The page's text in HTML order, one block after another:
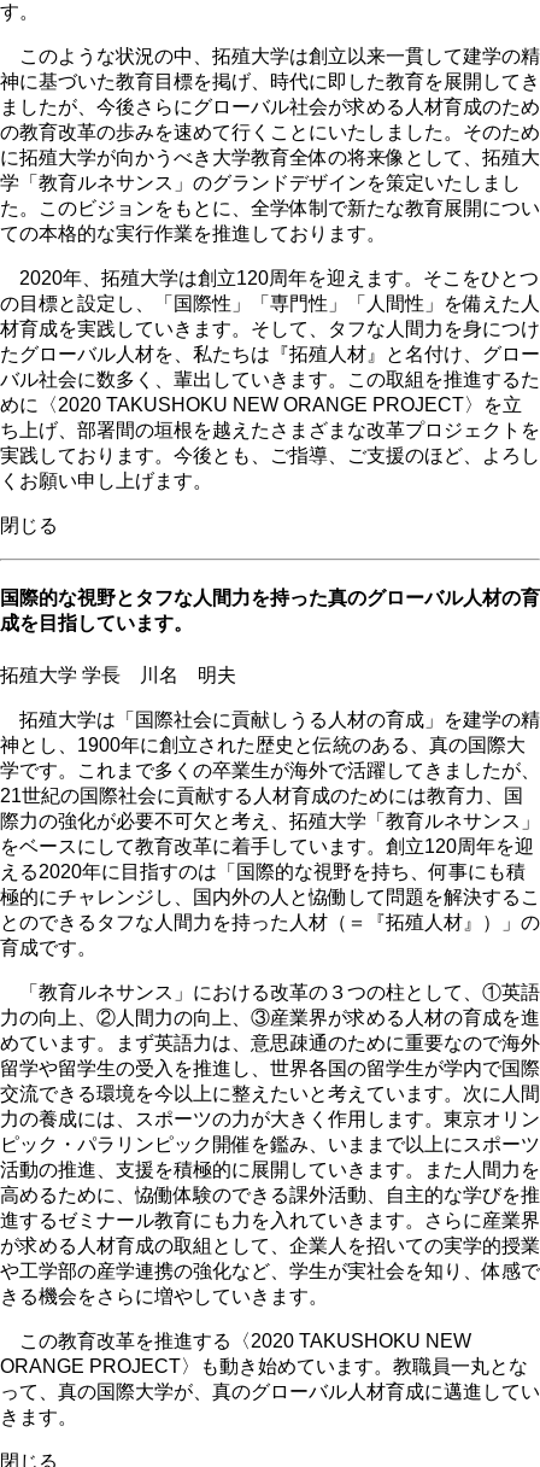
す。
このような状況の中、拓殖大学は創立以来一貫して建学の精
神に基づいた教育目標を掲げ、時代に即した教育を展開してき
ましたが、今後さらにグローバル社会が求める人材育成のため
の教育改革の歩みを速めて行くことにいたしました。そのため
に拓殖大学が向かうべき大学教育全体の将来像として、拓殖大
学「教育ルネサンス」のグランドデザインを策定いたしまし
た。このビジョンをもとに、全学体制で新たな教育展開につい
ての本格的な実行作業を推進しております。
2020年、拓殖大学は創立120周年を迎えます。そこをひとつ
の目標と設定し、「国際性」「専門性」「人間性」を備えた人
材育成を実践していきます。そして、タフな人間力を身につけ
たグローバル人材を、私たちは『拓殖人材』と名付け、グロー
バル社会に数多く、輩出していきます。この取組を推進するた
めに〈2020 TAKUSHOKU NEW ORANGE PROJECT〉を立
ち上げ、部署間の垣根を越えたさまざまな改革プロジェクトを
実践しております。今後とも、ご指導、ご支援のほど、よろし
くお願い申し上げます。
閉じる
国際的な視野とタフな人間力を持った真のグローバル人材の育
成を目指しています。
拓殖大学 学長 川名 明夫
拓殖大学は「国際社会に貢献しうる人材の育成」を建学の精
神とし、1900年に創立された歴史と伝統のある、真の国際大
学です。これまで多くの卒業生が海外で活躍してきましたが、
21世紀の国際社会に貢献する人材育成のためには教育力、国
際力の強化が必要不可欠と考え、拓殖大学「教育ルネサンス」
をベースにして教育改革に着手しています。創立120周年を迎
える2020年に目指すのは「国際的な視野を持ち、何事にも積
極的にチャレンジし、国内外の人と恊働して問題を解決するこ
とのできるタフな人間力を持った人材（＝『拓殖人材』）」の
育成です。
「教育ルネサンス」における改革の３つの柱として、①英語
力の向上、②人間力の向上、③産業界が求める人材の育成を進
めています。まず英語力は、意思疎通のために重要なので海外
留学や留学生の受入を推進し、世界各国の留学生が学内で国際
交流できる環境を今以上に整えたいと考えています。次に人間
力の養成には、スポーツの力が大きく作用します。東京オリン
ピック・パラリンピック開催を鑑み、いままで以上にスポーツ
活動の推進、支援を積極的に展開していきます。また人間力を
高めるために、恊働体験のできる課外活動、自主的な学びを推
進するゼミナール教育にも力を入れていきます。さらに産業界
が求める人材育成の取組として、企業人を招いての実学的授業
や工学部の産学連携の強化など、学生が実社会を知り、体感で
きる機会をさらに増やしていきます。
この教育改革を推進する〈2020 TAKUSHOKU NEW
ORANGE PROJECT〉も動き始めています。教職員一丸とな
って、真の国際大学が、真のグローバル人材育成に邁進してい
きます。
閉じる